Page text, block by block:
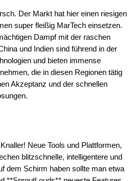
Der Markt hat hier einen riesigen
super fleißig MarTech einsetzen.
Dampf mit der raschen
und Indien sind führend in der
und bieten immense
die in diesen Regionen tätig
Akzeptanz und der schnellen
Neue Tools und Plattformen,
blitzschnelle, intelligentere und
dem Schirm haben sollte man etwa